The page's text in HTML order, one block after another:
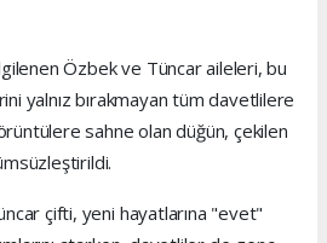
Özbek ve Tüncar aileleri, bu
yalnız bırakmayan tüm davetlilere
sahne olan düğün, çekilen
çifti, yeni hayatlarına "evet"